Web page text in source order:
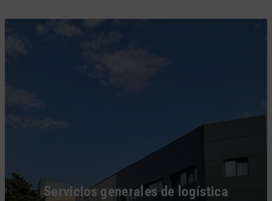
Servicios generales de logística